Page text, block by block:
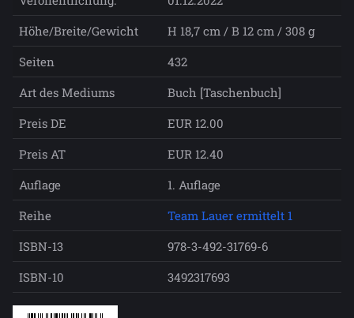
Höhe/Breite/Gewicht
H 18,7 cm / B 12 cm / 308 g
Seiten
432
Art des Mediums
Buch [Taschenbuch]
Preis DE
EUR 12.00
Preis AT
EUR 12.40
Auflage
1. Auflage
Reihe
Team Lauer ermittelt 1
ISBN-13
978-3-492-31769-6
ISBN-10
3492317693